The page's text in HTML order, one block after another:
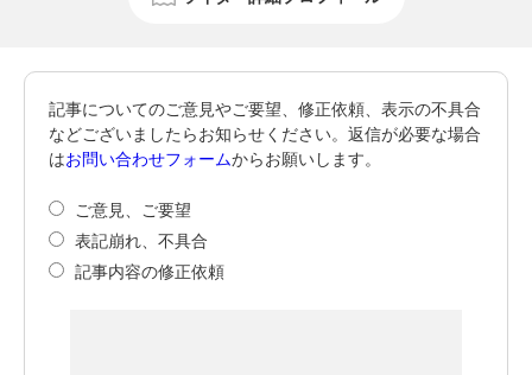
記事についてのご意見やご要望、修正依頼、表示の不具合
などございましたらお知らせください。返信が必要な場合
はお問い合わせフォームからお願いします。
ご意見、ご要望
表記崩れ、不具合
記事内容の修正依頼